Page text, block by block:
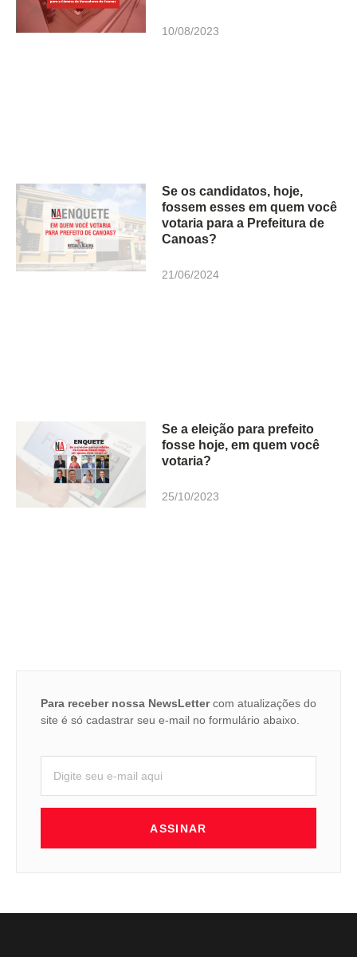
10/08/2023
Se os candidatos, hoje,
fossem esses em quem você
votaria para a Prefeitura de
Canoas?
21/06/2024
Se a eleição para prefeito
fosse hoje, em quem você
votaria?
25/10/2023
Para receber nossa NewsLettercom atualizações do
site é só cadastrar seu e-mail no formulário abaixo.
ASSINAR